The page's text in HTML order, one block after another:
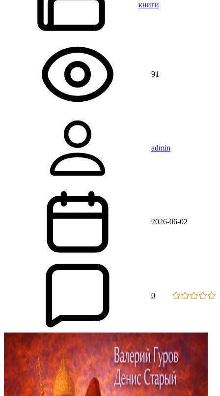
книги
91
admin
2026-06-02
0